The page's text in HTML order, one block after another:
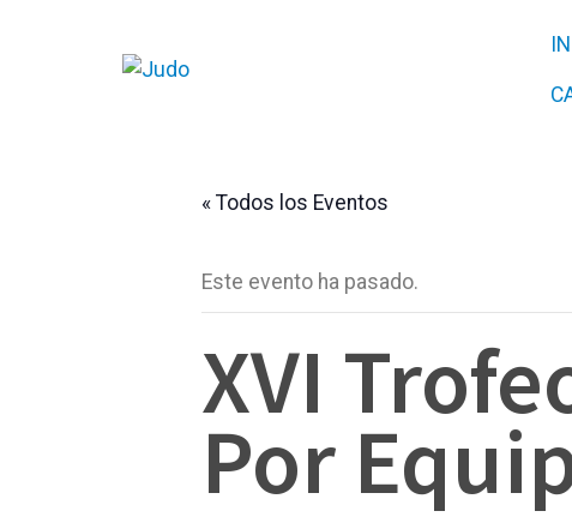
« Todos los Eventos
Este evento ha pasado.
XVI
Por